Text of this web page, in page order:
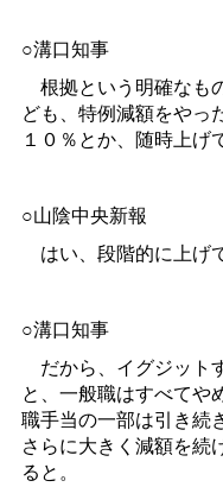
○溝口知事
根拠という明確なも
ども、特例減額をやっ
１０％とか、随時上げ
○山陰中央新報
はい、段階的に上げて
○溝口知事
だから、イグジット
と、一般職はすべてや
職手当の一部は引き続
さらに大きく減額を続
ると。